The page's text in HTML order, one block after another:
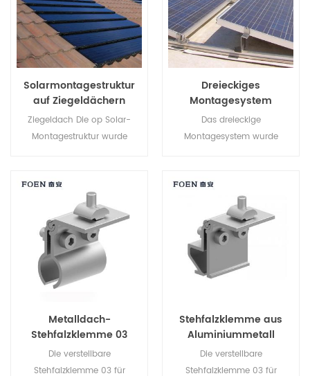
Solarmontagestruktur
auf Ziegeldächern
Ziegeldach Die op Solar-
Montagestruktur wurde
Dächern entwickelt.
Dreieckiges
Montagesystem
Das dreieckige
Montagesystem wurde
Es handelt sich um ein
einstellbares
Ökostromkraftwerk, das den
Strombedarf eines ganzen
Gebäudes deckt.
Metalldach-
Stehfalzklemme 03
Die verstellbare
Stehfalzklemme 03 für
Stehfalzklemme aus
Aluminiummetall
Die verstellbare
Stehfalzklemme 03 für